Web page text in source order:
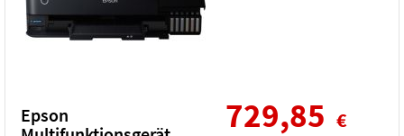
Epson
729,85 €